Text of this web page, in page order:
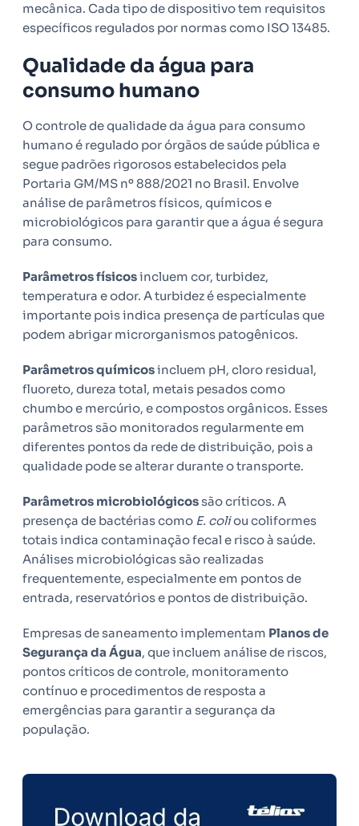
mecânica. Cada tipo de dispositivo tem requisitos
específicos regulados por normas como ISO 13485.
Qualidade da água para
consumo humano
O controle de qualidade da água para consumo
humano é regulado por órgãos de saúde pública e
segue padrões rigorosos estabelecidos pela
Portaria GM/MS nº 888/2021 no Brasil. Envolve
análise de parâmetros físicos, químicos e
microbiológicos para garantir que a água é segura
para consumo.
Parâmetros físicosincluem cor, turbidez,
temperatura e odor. A turbidez é especialmente
importante pois indica presença de partículas que
podem abrigar microrganismos patogênicos.
Parâmetros químicosincluem pH, cloro residual,
fluoreto, dureza total, metais pesados como
chumbo e mercúrio, e compostos orgânicos. Esses
parâmetros são monitorados regularmente em
diferentes pontos da rede de distribuição, pois a
qualidade pode se alterar durante o transporte.
Parâmetros microbiológicossão críticos. A
presença de bactérias como E. coliou coliformes
totais indica contaminação fecal e risco à saúde.
Análises microbiológicas são realizadas
frequentemente, especialmente em pontos de
entrada, reservatórios e pontos de distribuição.
Empresas de saneamento implementam Planos de
Segurança da Água, que incluem análise de riscos,
pontos críticos de controle, monitoramento
contínuo e procedimentos de resposta a
emergências para garantir a segurança da
população.